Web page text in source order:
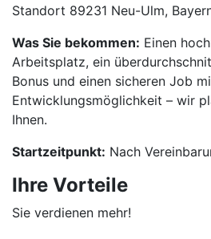
Standort 89231 Neu-Ulm,
Was Sie bekommen: Einen
Arbeitsplatz, ein
Bonus und einen sicheren Job
Entwicklungsmöglichkeit – wir
Ihnen.
Startzeitpunkt: Nach
Ihre Vorteile
Sie verdienen mehr!